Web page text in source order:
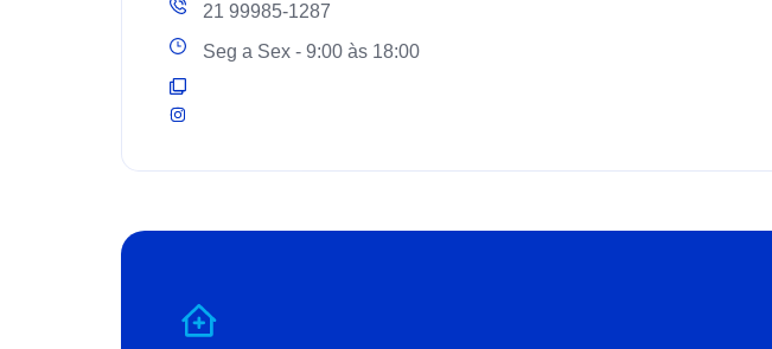
21 99985-1287
Seg a Sex - 9:00 às 18:00